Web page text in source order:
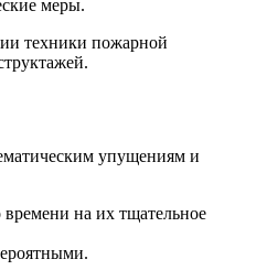
меры.
техники пожарной
упущениям и
времени на их тщательное